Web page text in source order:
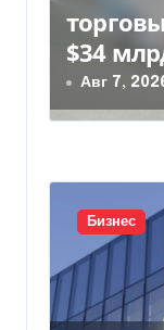
з
а
п
и
с
я
м
$34
Авг 7,
Бизнес